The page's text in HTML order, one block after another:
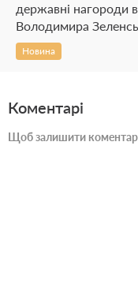
державні нагороди
Володимира
Новина
Коментарі
Щоб залишити